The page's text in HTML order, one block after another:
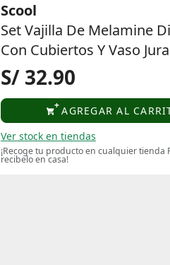
Scool
Set Vajilla De Melamine
Con Cubiertos Y Vaso
S/ 32.90
AGREGAR AL
Ver stock en tiendas
¡Recoge tu producto en cualquier tienda
recibelo en casa!